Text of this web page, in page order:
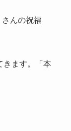
んの祝福
きます。「本